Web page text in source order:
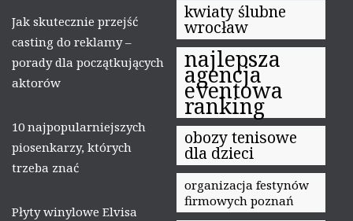
Jak skutecznie przejść
casting do reklamy –
porady dla początkujących
aktorów
10 najpopularniejszych
piosenkarzy, których
trzeba znać
Płyty winylowe Elvisa
kwiaty ślubne
wrocław
najlepsza
agencja
eventowa
ranking
obozy tenisowe
dla dzieci
organizacja festynów
firmowych poznań